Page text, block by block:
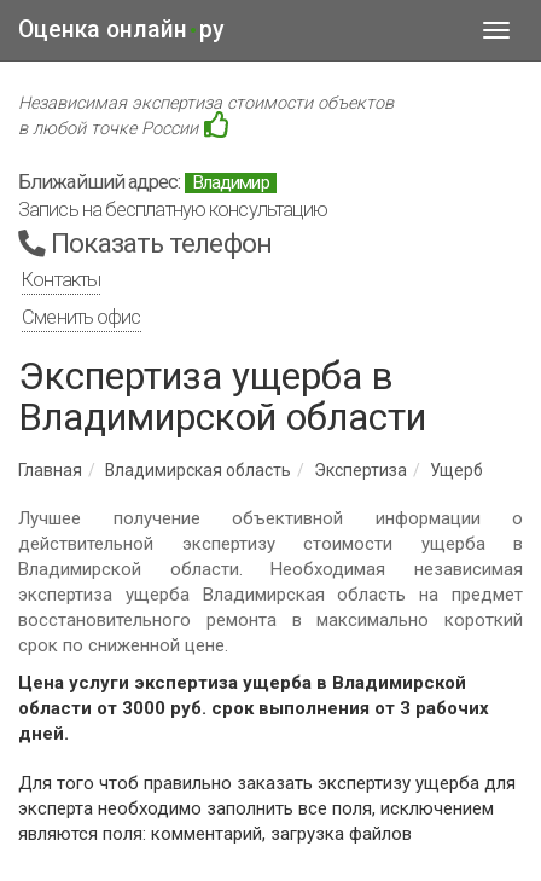
Оценка онлайн • ру
Независимая экспертиза стоимости объектов
в любой точке России
Ближайший адрес: Владимир
Запись на бесплатную консультацию
Показать телефон
Контакты
Сменить офис
Экспертиза ущерба в
Владимирской области
Главная Владимирская область Экспертиза Ущерб
Лучшее получение объективной информации о
действительной экспертизу стоимости ущерба в
Владимирской области. Необходимая независимая
экспертиза ущерба Владимирская область на предмет
восстановительного ремонта в максимально короткий
срок по сниженной цене.
Цена услуги экспертиза ущерба в Владимирской
области от 3000 руб. cрок выполнения от 3 рабочих
дней.
Для того чтоб правильно заказать экспертизу ущерба для
эксперта необходимо заполнить все поля, исключением
являются поля: комментарий, загрузка файлов